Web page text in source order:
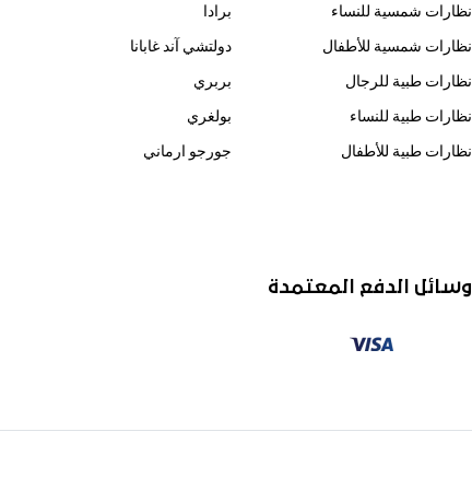
نظارات شمسية للنساء
نظارات شمسية للأطفال
نظارات طبية للرجال
نظارات طبية للنساء
نظارات طبية للأطفال
برادا
دولتشي آند غابانا
بربري
بولغري
جورجو ارماني
وسائل الدفع المعتمدة